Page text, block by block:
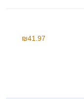
₪41.97